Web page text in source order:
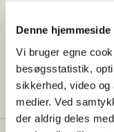
Denne
Vi bruger egne
besøgsstatistik,
sikkerhed, video og
medier. Ved
der aldrig deles
Fartøjer på 6
Fartøjer på 9